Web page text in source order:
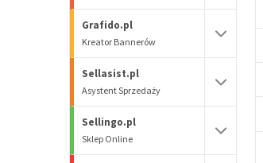
Grafido.pl
Kreator Bannerów
Sellasist.pl
Asystent Sprzedaży
Sellingo.pl
Sklep Online